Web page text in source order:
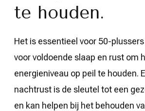
te houden.
Het is essentieel voor 50-
voor voldoende slaap en rust om
energieniveau op peil te houden.
nachtrust is de sleutel tot een
en kan helpen bij het behouden